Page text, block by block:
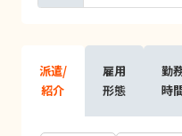
派遣/
紹介
雇用
形態
勤
時